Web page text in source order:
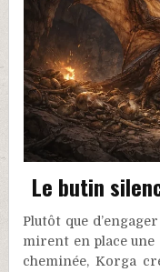
Le butin
Plutôt que
mirent en place une
cheminée, Korga